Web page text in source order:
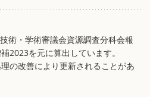
術・学術審議会資源調査分科会報
2023を元に算出しています。
の改善により更新されることがあ